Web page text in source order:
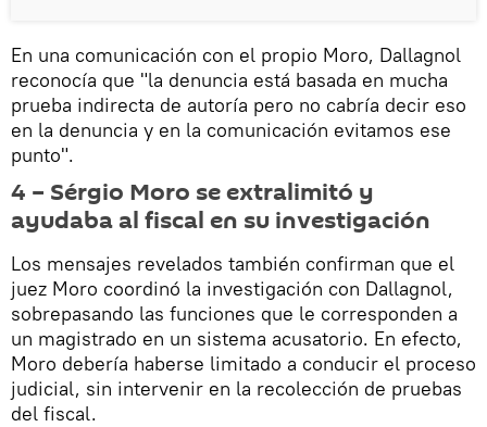
En una comunicación con el propio Moro, Dallagnol
reconocía que "la denuncia está basada en mucha
prueba indirecta de autoría pero no cabría decir eso
en la denuncia y en la comunicación evitamos ese
punto".
4 – Sérgio Moro se extralimitó y
ayudaba al fiscal en su investigación
Los mensajes revelados también confirman que el
juez Moro coordinó la investigación con Dallagnol,
sobrepasando las funciones que le corresponden a
un magistrado en un sistema acusatorio. En efecto,
Moro debería haberse limitado a conducir el proceso
judicial, sin intervenir en la recolección de pruebas
del fiscal.